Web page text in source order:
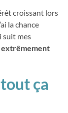
croissant lors
la chance
suit mes
extrêmement
ça